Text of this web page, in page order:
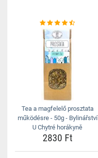
Tea a magfelelő prosztata
működésre - 50g - Bylinářství
U Chytré horákyně
2830 Ft